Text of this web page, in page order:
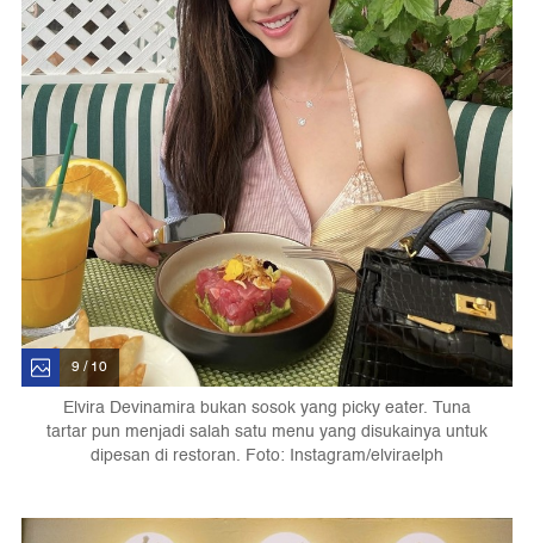
9 / 10
Elvira Devinamira bukan sosok yang picky eater. Tuna
tartar pun menjadi salah satu menu yang disukainya untuk
dipesan di restoran. Foto: Instagram/elviraelph